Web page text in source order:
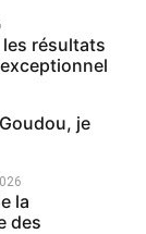
les résultats
je
la
des